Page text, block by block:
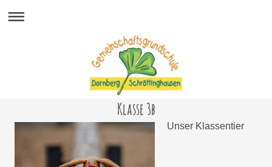
Klasse 3b
Unser Klassentier